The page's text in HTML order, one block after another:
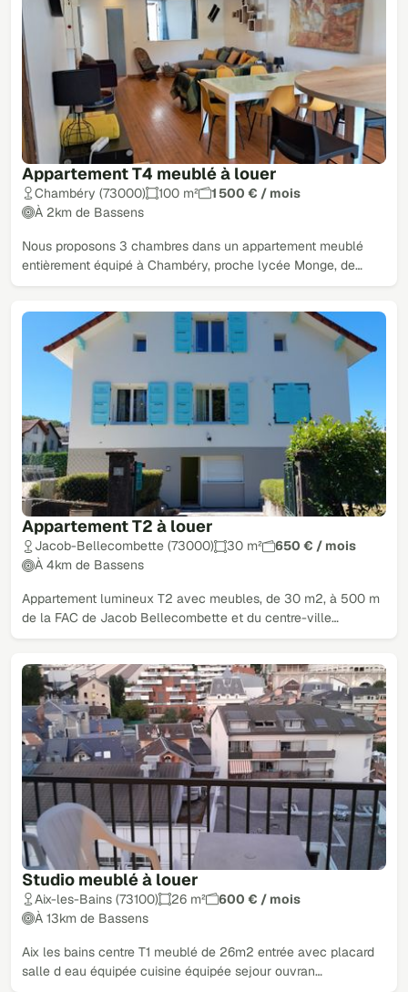
Appartement T4 meublé à louer
Chambéry (73000) 100 m²
1 500 € / mois
À 2km de Bassens
Nous proposons 3 chambres dans un appartement meublé
entièrement équipé à Chambéry, proche lycée Monge, de…
Appartement T2 à louer
Jacob-Bellecombette (73000) 30 m²
650 € / mois
À 4km de Bassens
Appartement lumineux T2 avec meubles, de 30 m2, à 500 m
de la FAC de Jacob Bellecombette et du centre-ville…
Studio meublé à louer
Aix-les-Bains (73100) 26 m²
600 € / mois
À 13km de Bassens
Aix les bains centre T1 meublé de 26m2 entrée avec placard
salle d eau équipée cuisine équipée sejour ouvran…